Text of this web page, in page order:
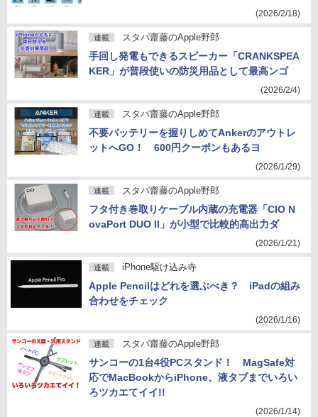
(2026/2/18)
連載 スタパ齋藤のApple野郎
手回し発電もできるスピーカー「CRANKSPEA
KER」が普段使いの防災用品として最高ンゴ
(2026/2/4)
連載 スタパ齋藤のApple野郎
不要バッテリーを握りしめてAnkerのアウトレ
ットへGO！ 600円クーポンもあるヨ
(2026/1/29)
連載 スタパ齋藤のApple野郎
フタ付き巻取りケーブル内蔵の充電器「CIO N
ovaPort DUO II」が小型で比較的高出力ダ
(2026/1/21)
連載 iPhone駆け込み寺
Apple Pencilはどれを選ぶべき？ iPadの組み
合わせをチェック
(2026/1/16)
連載 スタパ齋藤のApple野郎
サンコーの1台4役PCスタンド！ MagSafe対
応でMacBookからiPhone、液タブまでいろい
ろツカエてイイ!!
(2026/1/14)